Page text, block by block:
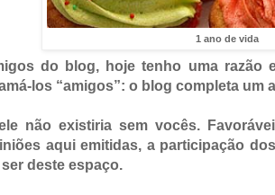
1 ano de vida
do blog, hoje tenho uma razão
los “amigos”: o blog completa um
não existiria sem vocês.
aqui emitidas, a participação
deste espaço.